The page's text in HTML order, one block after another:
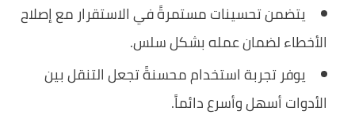
يتضمن تحسينات مستمرةً في الاستقرار مع إصلاح
الأخطاء لضمان عمله بشكل سلس.
يوفر تجربة استخدام محسنةً تجعل التنقل بين
الأدوات أسهل وأسرع دائماً.